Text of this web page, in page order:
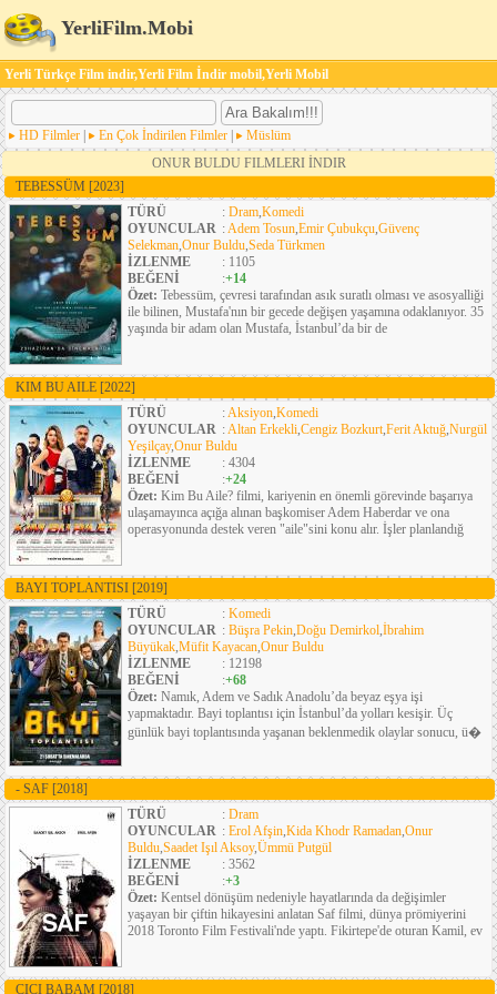
YerliFilm.Mobi
Yerli Türkçe Film indir,Yerli Film İndir mobil,Yerli Mobil
HD Filmler En Çok İndirilen Filmler
Müslüm
ONUR BULDU FILMLERI İNDIR
TEBESSÜM [2023]
TÜRÜ
: Dram,Komedi
OYUNCULAR :Adem Tosun,Emir Çubukçu,Güvenç
Selekman,Onur Buldu,Seda Türkmen
İZLENME
: 1105
BEĞENİ
:+14
Özet: Tebessüm, çevresi tarafından asık suratlı olması ve asosyalliği
ile bilinen, Mustafa'nın bir gecede değişen yaşamına odaklanıyor. 35
yaşında bir adam olan Mustafa, İstanbul’da bir de
KIM BU AILE [2022]
TÜRÜ
:Aksiyon,Komedi
OYUNCULAR :Altan Erkekli,Cengiz Bozkurt,Ferit Aktuğ,Nurgül
Yeşilçay,Onur Buldu
İZLENME
: 4304
BEĞENİ
:+24
Özet: Kim Bu Aile? filmi, kariyenin en önemli görevinde başarıya
ulaşamayınca açığa alınan başkomiser Adem Haberdar ve ona
operasyonunda destek veren "aile"sini konu alır. İşler planlandığ
BAYI TOPLANTISI [2019]
TÜRÜ
: Komedi
OYUNCULAR : Büşra Pekin,Doğu Demirkol,İbrahim
Büyükak,Müfit Kayacan,Onur Buldu
İZLENME
: 12198
BEĞENİ
:+68
Özet: Namık, Adem ve Sadık Anadolu’da beyaz eşya işi
yapmaktadır. Bayi toplantısı için İstanbul’da yolları kesişir. Üç
günlük bayi toplantısında yaşanan beklenmedik olaylar sonucu, ü�
- SAF [2018]
TÜRÜ
: Dram
OYUNCULAR : Erol Afşin,Kida Khodr Ramadan,Onur
Buldu,Saadet Işıl Aksoy,Ümmü Putgül
İZLENME
: 3562
BEĞENİ
:+3
Özet: Kentsel dönüşüm nedeniyle hayatlarında da değişimler
yaşayan bir çiftin hikayesini anlatan Saf filmi, dünya prömiyerini
2018 Toronto Film Festivali'nde yaptı. Fikirtepe'de oturan Kamil, ev
CICI BABAM [2018]